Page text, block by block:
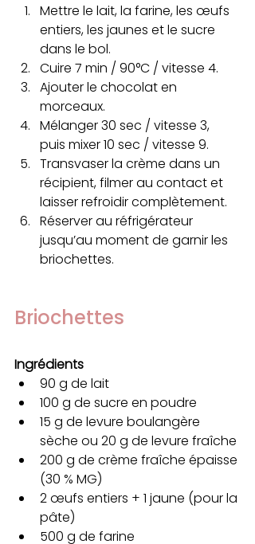
Mettre le lait, la farine, les œufs
entiers, les jaunes et le sucre
dans le bol.
Cuire 7 min / 90°C / vitesse 4.
Ajouter le chocolat en
morceaux.
Mélanger 30 sec / vitesse 3,
puis mixer 10 sec / vitesse 9.
Transvaser la crème dans un
récipient, filmer au contact et
laisser refroidir complètement.
Réserver au réfrigérateur
jusqu’au moment de garnir les
briochettes.
Briochettes
Ingrédients
90 g de lait
100 g de sucre en poudre
15 g de levure boulangère
sèche ou 20 g de levure fraîche
200 g de crème fraîche épaisse
(30 % MG)
2 œufs entiers + 1 jaune (pour la
pâte)
500 g de farine